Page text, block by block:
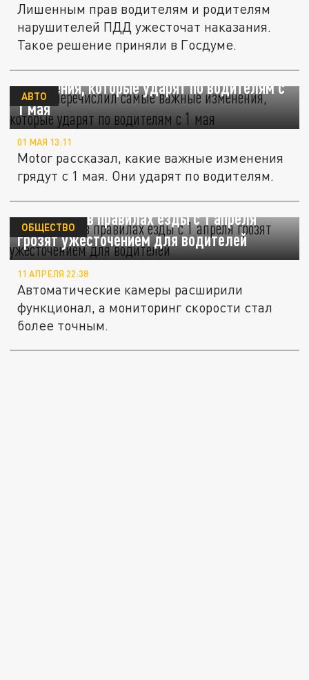
Лишенным прав водителям и родителям
нарушителей ПДД ужесточат наказания.
Такое решение приняли в Госдуме.
Motor перечислил самые важные
изменения, которые ударят по водителям с
1 мая
АВТО
01 МАЯ 13:11
Motor рассказал, какие важные изменения
грядут с 1 мая. Они ударят по водителям.
Изменения в правилах езды с 1 апреля
грозят ужесточением для водителей
ОБЩЕСТВО
11 АПРЕЛЯ 22:38
Автоматические камеры расширили
функционал, а мониторинг скорости стал
более точным.